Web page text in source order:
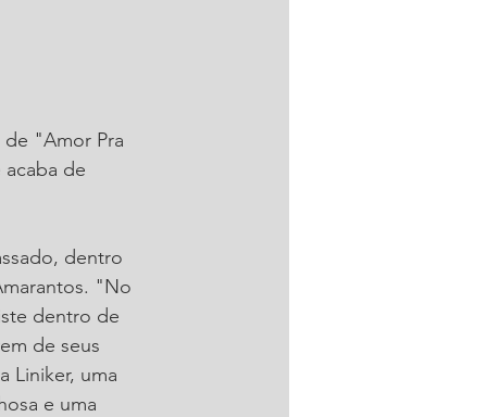
"Amor Pra
acaba de
dentro
"No
dentro de
de seus
Liniker, uma
e uma